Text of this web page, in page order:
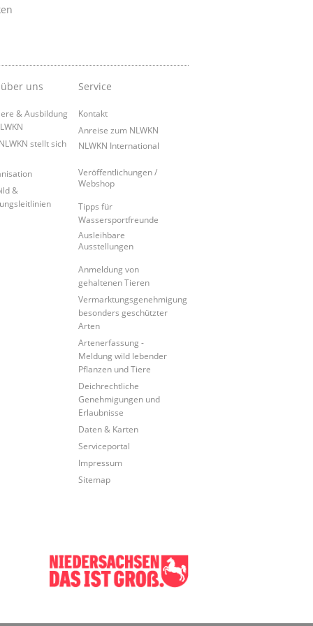
uns
& Ausbildung
stellt sich
&
Service
Kontakt
Anreise zum NLWKN
NLWKN International
Veröffentlichungen /
Webshop
Tipps für
Wassersportfreunde
Ausleihbare
Ausstellungen
Anmeldung von
gehaltenen Tieren
Vermarktungsgenehmigung
besonders geschützter
Arten
Artenerfassung -
Meldung wild lebender
Pflanzen und Tiere
Deichrechtliche
Genehmigungen und
Erlaubnisse
Daten & Karten
Serviceportal
Impressum
Sitemap